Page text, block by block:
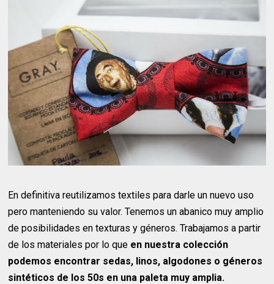
En definitiva reutilizamos textiles para darle un nuevo uso
pero manteniendo su valor. Tenemos un abanico muy amplio
de posibilidades en texturas y géneros. Trabajamos a partir
de los materiales por lo que en nuestra colección
podemos encontrar sedas, linos, algodones o géneros
sintéticos de los 50s en una paleta muy amplia.